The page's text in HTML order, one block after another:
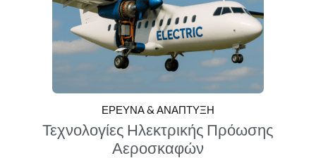
ΕΡΕΥΝΑ & ΑΝΑΠΤΥΞΗ
Τεχνολογίες Ηλεκτρικής Πρόωσης
Αεροσκαφών